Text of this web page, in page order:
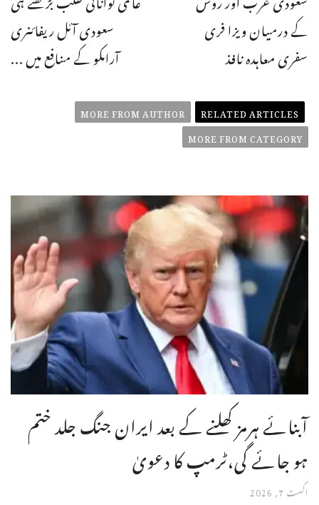
سعودی آئل ریفائنری
آرامکو کے منافع میں ...
کے درمیان ویزا فری
سفری معاہدہ نافذ
RELATED ARTICLES
MORE FROM AUTHOR
MORE FROM CATEGORY
آبنائے ہرمز کھلنے کے بعد ایران جنگ جلد ختم
ہو جائے گی،ٹرمپ کا دعویٰ
اگست 7, 2026